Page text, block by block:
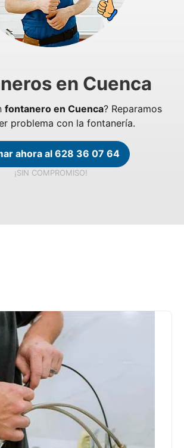
en Cuenca
fontanero en Cuenca? Reparamos
problema con la fontanería.
ahora al 628 36 07 64
¡SIN COMPROMISO!